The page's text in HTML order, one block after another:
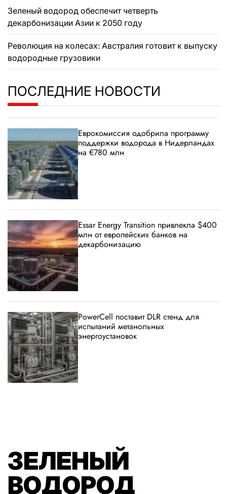
Зеленый водород обеспечит четверть
декарбонизации Азии к 2050 году
Революция на колесах: Австралия готовит к выпуску
водородные грузовики
ПОСЛЕДНИЕ НОВОСТИ
Еврокомиссия одобрила программу
поддержки водорода в Нидерландах
на €780 млн
Essar Energy Transition привлекла $400
млн от европейских банков на
декарбонизацию
PowerCell поставит DLR стенд для
испытаний метанольных
энергоустановок
ЗЕЛЕНЫЙ
ВОДОРОД